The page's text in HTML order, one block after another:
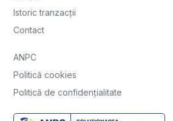
Istoric tranzacții
Contact
ANPC
Politică cookies
Politică de confidențialitate